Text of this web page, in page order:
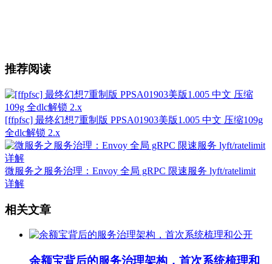
推荐阅读
[ffpfsc] 最终幻想7重制版 PPSA01903美版1.005 中文 压缩109g
全dlc解锁 2.x
微服务之服务治理：Envoy 全局 gRPC 限速服务 lyft/ratelimit
详解
相关文章
余额宝背后的服务治理架构，首次系统梳理和